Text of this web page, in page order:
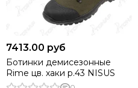
7413.00 руб
Ботинки демисезонные
Rime цв. хаки р.43 NISUS